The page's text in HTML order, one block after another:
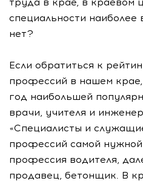
специальности наиболее
нет?
Если обратиться к
профессий в нашем крае,
год наибольшей
врачи, учителя и
«Специалисты и
профессий самой нужной
профессия водителя,
продавец, бетонщик. В